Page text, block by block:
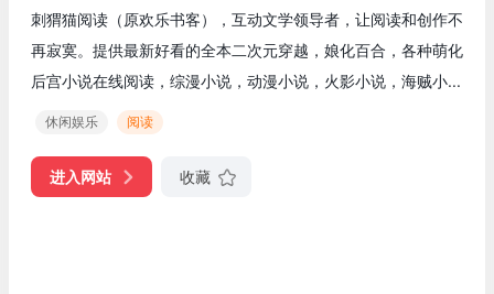
刺猬猫阅读（原欢乐书客），互动文学领导者，让阅读和创作不
再寂寞。提供最新好看的全本二次元穿越，娘化百合，各种萌化
后宫小说在线阅读，综漫小说，动漫小说，火影小说，海贼小...
休闲娱乐 阅读
进入网站 收藏